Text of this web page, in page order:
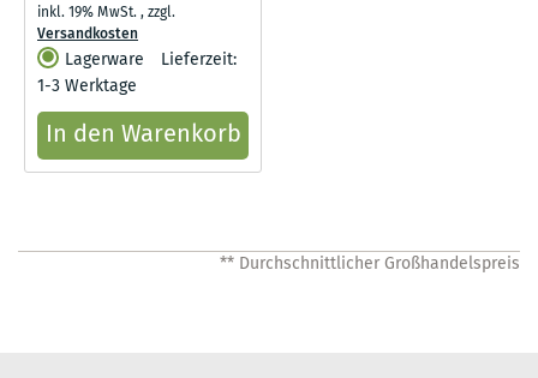
inkl. 19% MwSt.,zzgl.
Versandkosten
Lagerware
Lieferzeit:
1-3 Werktage
In den Warenkorb
** Durchschnittlicher Großhandelspreis